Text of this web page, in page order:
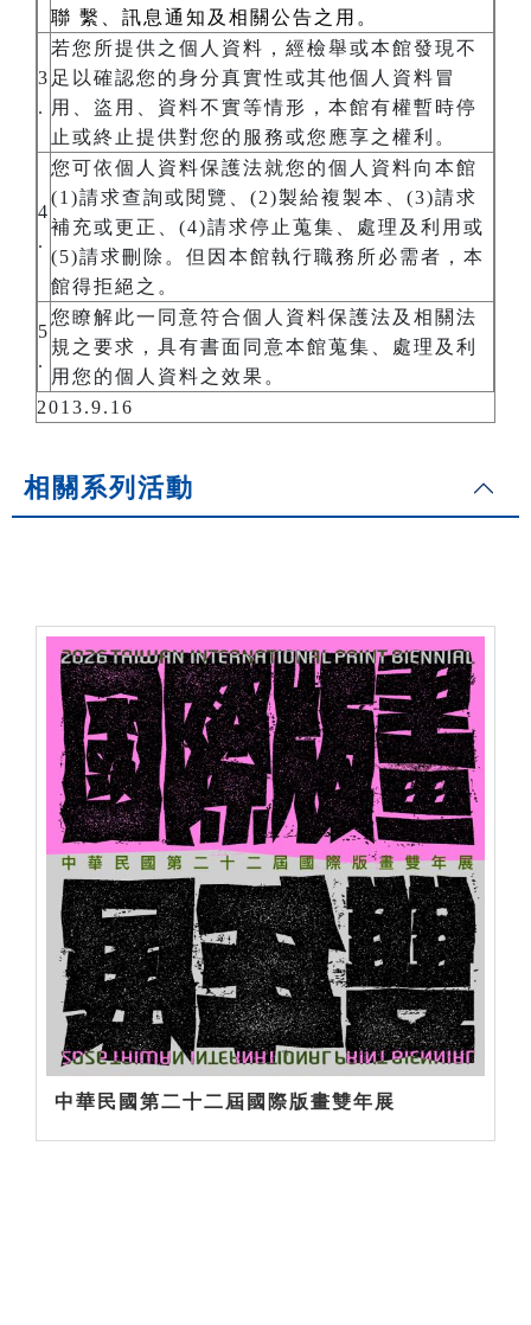
聯 繫、訊息通知及相關公告之用。
3
.
若您所提供之個人資料，經檢舉或本館發現不
足以確認您的身分真實性或其他個人資料冒
用、盜用、資料不實等情形，本館有權暫時停
止或終止提供對您的服務或您應享之權利。
4
.
您可依個人資料保護法就您的個人資料向本館
(1)請求查詢或閱覽、(2)製給複製本、(3)請求
補充或更正、(4)請求停止蒐集、處理及利用或
(5)請求刪除。但因本館執行職務所必需者，本
館得拒絕之。
5
.
您瞭解此一同意符合個人資料保護法及相關法
規之要求，具有書面同意本館蒐集、處理及利
用您的個人資料之效果。
2013.9.16
相關系列活動
中華民國第二十二屆國際版畫雙年展